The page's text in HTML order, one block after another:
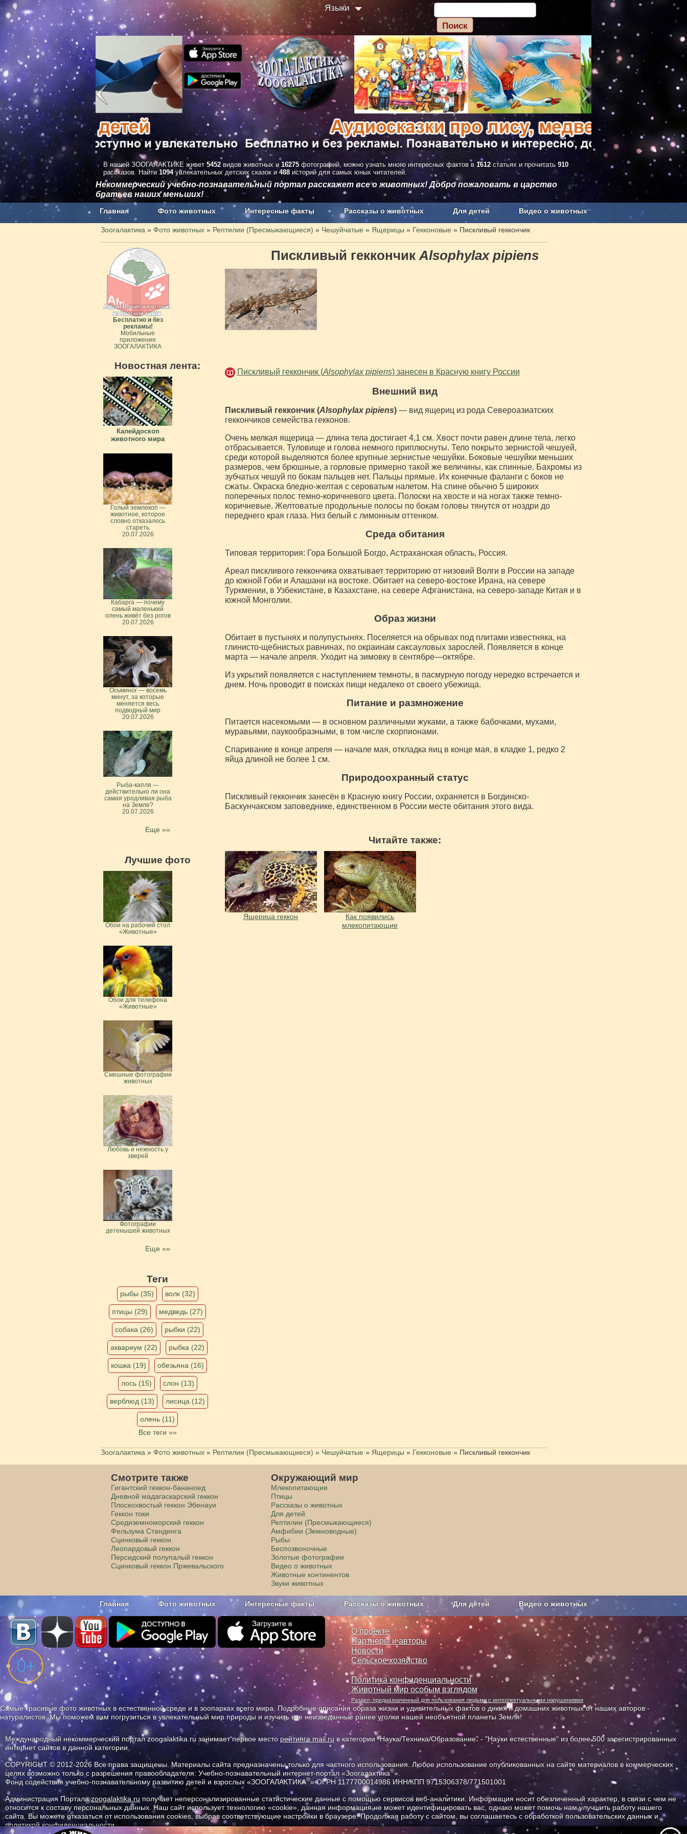
Языки
В нашей ЗООГАЛАКТИКЕ живет 5452 видов животных и 16275 фотографий, можно узнать много интересных фактов в 1612 статьях и прочитать 910
рассказов. Найти 1094увлекательных детских сказок и 488 историй для самых юных читателей.
Некоммерческий учебно-познавательный портал расскажет все о животных! Добро пожаловать в царство
братьев наших меньших!
Главная Фото животных Интересные факты Рассказы о животных Для детей Видео о животных
Наши приложения. Бесплатно и без рекламы О проекте Сельское хозяйство
Зоогалактика » Фото животных » Рептилии (Пресмыкающиеся) » Чешуйчатые » Ящерицы » Гекконовые » Пискливый геккончик
Пискливый геккончик Alsophylax pipiens
Пискливый геккончик (Alsophylax pipiens) занесен в Красную книгу России
Внешний вид
Пискливый геккончик (Alsophylax pipiens)— вид ящериц из рода Североазиатских
геккончиков семейства гекконов.
Очень мелкая ящерица — длина тела достигает 4,1 см. Хвост почти равен длине тела, легко
отбрасывается. Туловище и голова немного приплюснуты. Тело покрыто зернистой чешуей,
среди которой выделяются более крупные зернистые чешуйки. Боковые чешуйки меньших
размеров, чем брюшные, а горловые примерно такой же величины, как спинные. Бахромы из
зубчатых чешуй по бокам пальцев нет. Пальцы прямые. Их конечные фаланги с боков не
сжаты. Окраска бледно-желтая с сероватым налетом. На спине обычно 5 широких
поперечных полос темно-коричневого цвета. Полоски на хвосте и на ногах также темно-
коричневые. Желтоватые продольные полосы по бокам головы тянутся от ноздри до
переднего края глаза. Низ белый с лимонным оттенком.
Среда обитания
Типовая территория: Гора Большой Богдо, Астраханская область, Россия.
Ареал пискливого геккончика охватывает территорию от низовий Волги в России на западе
до южной Гоби и Алашани на востоке. Обитает на северо-востоке Ирана, на севере
Туркмении, в Узбекистане, в Казахстане, на севере Афганистана, на северо-западе Китая и в
южной Монголии.
Образ жизни
Обитает в пустынях и полупустынях. Поселяется на обрывах под плитами известняка, на
глинисто-щебнистых равнинах, по окраинам саксауловых зарослей. Появляется в конце
марта — начале апреля. Уходит на зимовку в сентябре—октябре.
Из укрытий появляется с наступлением темноты, в пасмурную погоду нередко встречается и
днем. Ночь проводит в поисках пищи недалеко от своего убежища.
Питание и размножение
Питается насекомыми — в основном различными жуками, а также бабочками, мухами,
муравьями, паукообразными, в том числе скорпионами.
Спаривание в конце апреля — начале мая, откладка яиц в конце мая, в кладке 1, редко 2
яйца длиной не более 1 см.
Природоохранный статус
Пискливый геккончик занесён в Красную книгу России, охраняется в Богдинско-
Баскунчакском заповеднике, единственном в России месте обитания этого вида.
Читайте также:
Ящерица геккон
Как появились
млекопитающие
Бесплатно и без
рекламы!
Мобильные
приложения
ЗООГАЛАКТИКА
Новостная лента:
Калейдоскоп
животного мира
Голый землекоп —
животное, которое
словно отказалось
стареть
20.07.2026
Кабарга — почему
самый маленький
олень живёт без рогов
20.07.2026
Осьминог — восемь
минут, за которые
меняется весь
подводный мир
20.07.2026
Рыба-капля —
действительно ли она
самая уродливая рыба
на Земле?
20.07.2026
Еще »»
Лучшие фото
Обои на рабочий стол
«Животные»
Обои для телефона
«Животные»
Смешные фотографии
животных
Любовь и нежность у
зверей
Фотографии
детенышей животных
Еще »»
Теги
рыбы (35) волк (32)
птицы (29) медведь (27)
собака (26) рыбки (22)
аквариум (22) рыбка (22)
кошка (19) обезьяна (16)
лось (15) слон (13)
верблюд (13) лисица (12)
олень (11)
Все теги »»
Зоогалактика » Фото животных » Рептилии (Пресмыкающиеся) » Чешуйчатые » Ящерицы » Гекконовые » Пискливый геккончик
Смотрите также
Гигантский геккон-бананоед
Дневной мадагаскарский геккон
Плоскохвостый геккон Эбенауи
Геккон токи
Средиземноморский геккон
Фельзума Стандинга
Сцинковый геккон
Леопардовый геккон
Персидский полупалый геккон
Сцинковый геккон Пржевальского
Окружающий мир
Млекопитающие
Птицы
Рассказы о животных
Для детей
Рептилии (Пресмыкающиеся)
Амфибии (Земноводные)
Рыбы
Беспозвоночные
Золотые фотографии
Видео о животных
Животные континентов
Звуки животных
Главная Фото животных Интересные факты Рассказы о животных Для детей Видео о животных
Наши приложения. Бесплатно и без рекламы О проекте Сельское хозяйство
О проекте
Партнеры и авторы
Новости
Сельское хозяйство
Политика конфиденциальности
Животный мир особым взглядом
Раздел, предназначенный для пользования людьми с интеллектуальными нарушениями
Самые красивые фото животных в естественной среде и в зоопарках всего мира. Подробные описания образа жизни и удивительных фактов о диких и домашних животных от наших авторов -
натуралистов. Мы поможем вам погрузиться в увлекательный мир природы и изучить все неизведанные ранее уголки нашей необъятной планеты Земля!
Международный некоммерческий портал zoogalaktika.ru занимает первое место рейтинга mail.ru в категории "Наука/Техника/Образование" - "Науки естественные" из более 500 зарегистрированных
интернет сайтов в данной категории.
COPYRIGHT © 2012-2026 Все права защищены. Материалы сайта предназначены только для частного использования. Любое использование опубликованных на сайте материалов в коммерческих
целях возможно только с разрешения правообладателя: Учебно-познавательный интернет-портал «Зоогалактика®».
Фонд содействия учебно-познавательному развитию детей и взрослых «ЗООГАЛАКТИКА®» ОГРН 1177700014986 ИНН/КПП 9715306378/771501001
Администрация Порталаzoogalaktika.ru получает неперсонализированные статистические данные с помощью сервисов веб-аналитики. Информация носит обезличенный характер, в связи с чем не
относится к составу персональных данных. Наш сайт использует технологию «cookie», данная информация не может идентифицировать вас, однако может помочь нам улучшить работу нашего
сайта. Вы можете отказаться от использования cookies, выбрав соответствующие настройки в браузере. Продолжая работу с сайтом, вы соглашаетесь с обработкой пользовательских данных и
политикой конфиденциальности.